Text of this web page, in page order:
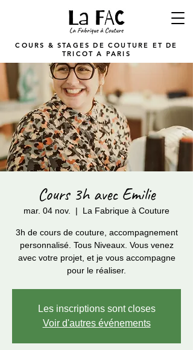
COURS & STAGES DE COUTURE ET DE
TRICOT A PARIS
Cours 3h avec Emilie
mar. 04 nov.
  |
La Fabrique à Couture
3h de cours de couture, accompagnement
personnalisé. Tous Niveaux. Vous venez
avec votre projet, et je vous accompagne
pour le réaliser.
Les inscriptions sont closes
Voir d'autres événements